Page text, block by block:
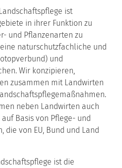
ist
in ihrer Funktion zu
und Pflanzenarten zu
naturschutzfachliche und
und
Wir konzipieren,
zusammen mit Landwirten
neben Landwirten auch
Basis von Pflege- und
die von EU, Bund und Land
ist die